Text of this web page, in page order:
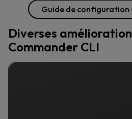
Guide de configuration
Diverses
Commander CLI